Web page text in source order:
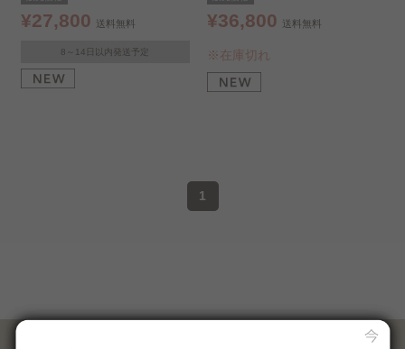
¥27,800 送料無料
8～14日以内発送予定
¥36,800 送料無料
※在庫切れ
1